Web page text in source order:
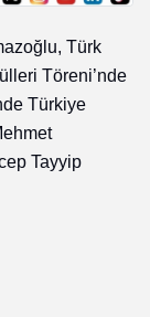
Türk
Töreni’nde
Türkiye
Tayyip